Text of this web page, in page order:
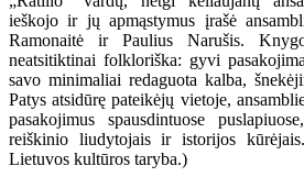
ieškojo ir jų apmąstymus įrašė
Ramonaitė ir Paulius Narušis.
neatsitiktinai folkloriška: gyvi
savo minimaliai redaguota kalba,
Patys atsidūrę pateikėjų vietoje,
pasakojimus spausdintuose
reiškinio liudytojais ir istorijos
Lietuvos kultūros taryba.)